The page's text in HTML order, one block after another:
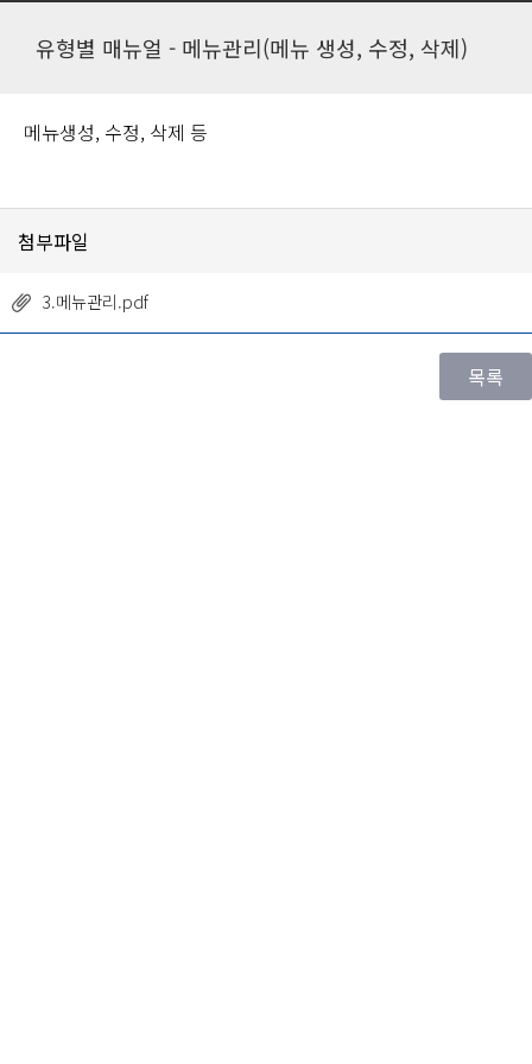
유형별 매뉴얼 - 메뉴관리(메뉴 생성, 수정, 삭제)
메뉴생성, 수정, 삭제 등
첨부파일
3.메뉴관리.pdf